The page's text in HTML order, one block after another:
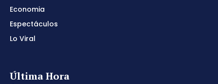
Economia
Espectáculos
Lo Viral
Última Hora